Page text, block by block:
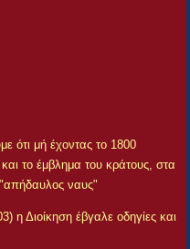
ότι μή έχοντας το 1800
το έμβλημα του κράτους, στα
ναυς"
η Διοίκηση έβγαλε οδηγίες και